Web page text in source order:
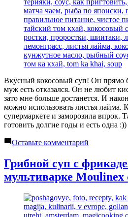
Вкусный кокосовый суп! Он прямо
муж есть отказался. Он не любит
зато мне больше достанется. И
можно использовать листья лайма.
супермаркете и заморозила впрок.
готовить долгие годы и есть одна :))
Оставьте комментарий
том
кха
Грибной суп с
мультиварке Moulinex